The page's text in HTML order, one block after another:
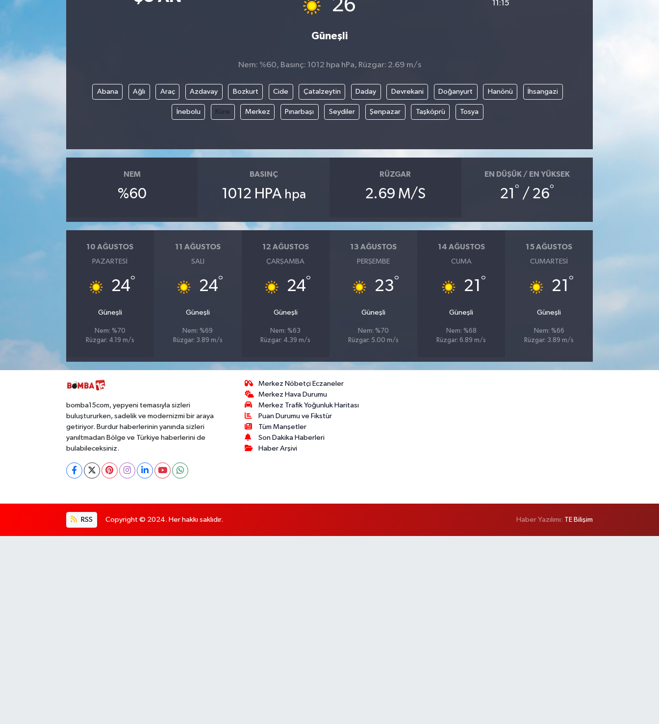
26
Güneşli
11:15
Nem: %60, Basınç: 1012 hpa hPa, Rüzgar: 2.69 m/s
Abana Ağlı Araç Azdavay Bozkurt Cide Çatalzeytin Daday Devrekani Doğanyurt Hanönü İhsangazi
İnebolu Küre Merkez Pınarbaşı Seydiler Şenpazar Taşköprü Tosya
NEM
%60
BASINÇ
1012 HPA hpa
RÜZGAR
2.69 M/S
EN DÜŞÜK / EN YÜKSEK
21 ° / 26°
10 AĞUSTOS
PAZARTESI
24°
Güneşli
Nem: %70
Rüzgar: 4.19 m/s
11 AĞUSTOS
SALI
24°
Güneşli
Nem: %69
Rüzgar: 3.89 m/s
12 AĞUSTOS
ÇARŞAMBA
24°
Güneşli
Nem: %63
Rüzgar: 4.39 m/s
13 AĞUSTOS
PERŞEMBE
23°
Güneşli
Nem: %70
Rüzgar: 5.00 m/s
14 AĞUSTOS
CUMA
21 °
Güneşli
Nem: %68
Rüzgar: 6.89 m/s
15 AĞUSTOS
CUMARTESI
21 °
Güneşli
Nem: %66
Rüzgar: 3.89 m/s
bomba15com, yepyeni temasıyla sizleri
buluştururken, sadelik ve modernizmi bir araya
getiriyor. Burdur haberlerinin yanında sizleri
yanıltmadan Bölge ve Türkiye haberlerini de
bulabileceksiniz.
Merkez Nöbetçi Eczaneler
Merkez Hava Durumu
Merkez Trafik Yoğunluk Haritası
Puan Durumu ve Fikstür
Tüm Manşetler
Son Dakika Haberleri
Haber Arşivi
RSS Copyright © 2024. Her hakkı saklıdır. Haber Yazılımı: TE Bilişim